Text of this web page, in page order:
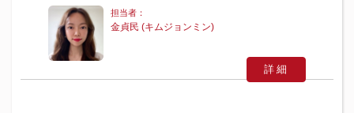
金貞民 (キムジョンミン)
詳細